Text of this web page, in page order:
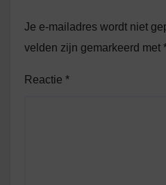
Je e-mailadres wordt niet
velden zijn gemarkeerd met
Reactie *